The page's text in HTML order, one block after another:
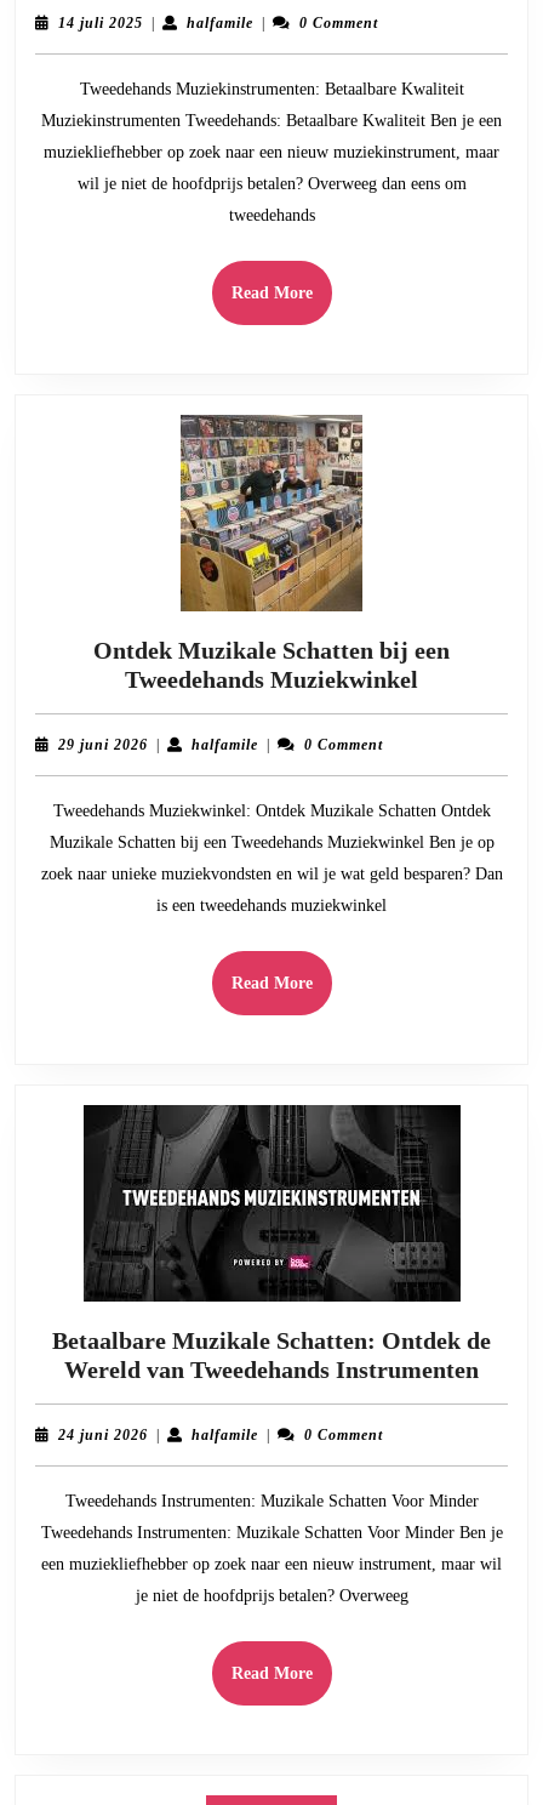
14 juli 2025 14| halfamilehalfamile
| 0 Comment
Tweedehands Muziekinstrumenten: Betaalbare Kwaliteit
Muziekinstrumenten Tweedehands: Betaalbare Kwaliteit Ben je een
muziekliefhebber op zoek naar een nieuw muziekinstrument, maar
wil je niet de hoofdprijs betalen? Overweeg dan eens om
tweedehands
Read MoreRead
More
Ontdek Muzikale Schatten bij een
Tweedehands Muziekwinkel
Muzikale
29 juni 2026 29| halfamilehalfamile
| 0 Comment
Tweedehands Muziekwinkel: Ontdek Muzikale Schatten Ontdek
Muzikale Schatten bij een Tweedehands Muziekwinkel Ben je op
zoek naar unieke muziekvondsten en wil je wat geld besparen? Dan
is een tweedehands muziekwinkel
Read MoreRead
More
Betaalbare Muzikale Schatten: Ontdek de
Wereld van Tweedehands Instrumenten
van
24 juni 2026 24| halfamilehalfamile
| 0 Comment
Tweedehands Instrumenten: Muzikale Schatten Voor Minder
Tweedehands Instrumenten: Muzikale Schatten Voor Minder Ben je
een muziekliefhebber op zoek naar een nieuw instrument, maar wil
je niet de hoofdprijs betalen? Overweeg
Read MoreRead
More